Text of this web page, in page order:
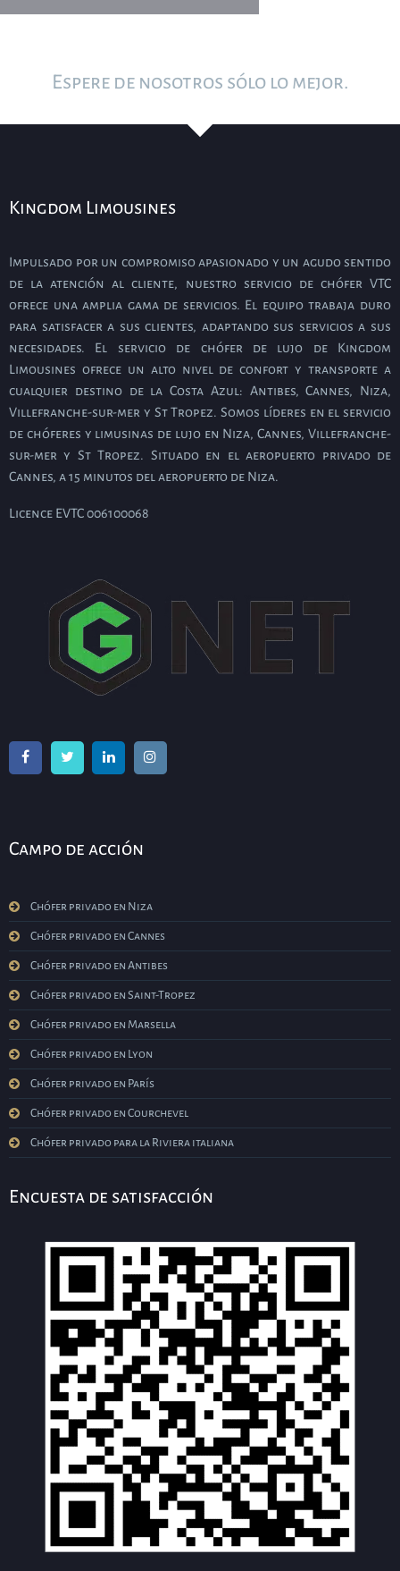
Espere de nosotros sólo lo mejor.
Kingdom Limousines
Impulsado por un compromiso apasionado y un agudo sentido
de la atención al cliente, nuestro servicio de chófer VTC
ofrece una amplia gama de servicios. El equipo trabaja duro
para satisfacer a sus clientes, adaptando sus servicios a sus
necesidades. El servicio de chófer de lujo de Kingdom
Limousines ofrece un alto nivel de confort y transporte a
cualquier destino de la Costa Azul: Antibes, Cannes, Niza,
Villefranche-sur-mer y St Tropez. Somos líderes en el servicio
de chóferes y limusinas de lujo en Niza, Cannes, Villefranche-
sur-mer y St Tropez. Situado en el aeropuerto privado de
Cannes, a 15 minutos del aeropuerto de Niza.
Licence EVTC 006100068
Campo de acción
Chófer privado en Niza
Chófer privado en Cannes
Chófer privado en Antibes
Chófer privado en Saint-Tropez
Chófer privado en Marsella
Chófer privado en Lyon
Chófer privado en París
Chófer privado en Courchevel
Chófer privado para la Riviera italiana
Encuesta de satisfacción